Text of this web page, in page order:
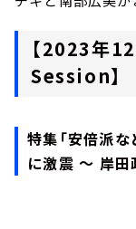
【2023年
Session】
特集「安倍派
に激震 ～ 岸田